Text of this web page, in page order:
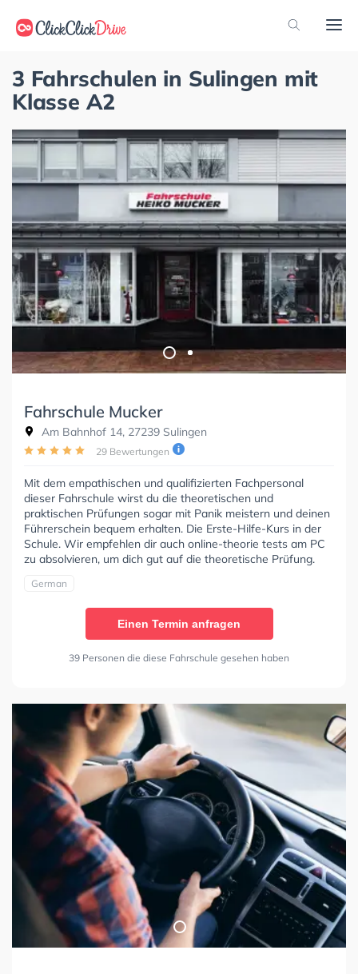
3 Fahrschulen in Sulingen mit
Klasse A2
Fahrschule Mucker
Am Bahnhof 14, 27239 Sulingen
29 Bewertungen
Mit dem empathischen und qualifizierten Fachpersonal
dieser Fahrschule wirst du die theoretischen und
praktischen Prüfungen sogar mit Panik meistern und deinen
Führerschein bequem erhalten. Die Erste-Hilfe-Kurs in der
Schule. Wir empfehlen dir auch online-theorie tests am PC
zu absolvieren, um dich gut auf die theoretische Prüfung.
German
Einen Termin anfragen
39 Personen die diese Fahrschule gesehen haben